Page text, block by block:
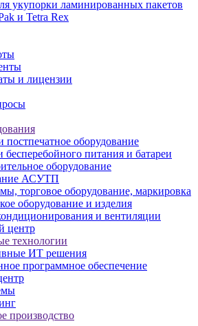
укупорки ламинированных пакетов
и Tetra Rex
и лицензии
постпечатное оборудование
питания и батареи
оборудование
АСУТП
торговое оборудование, маркировка
оборудование и изделия
и вентиляции
центр
технологии
ИТ решения
программное обеспечение
производство